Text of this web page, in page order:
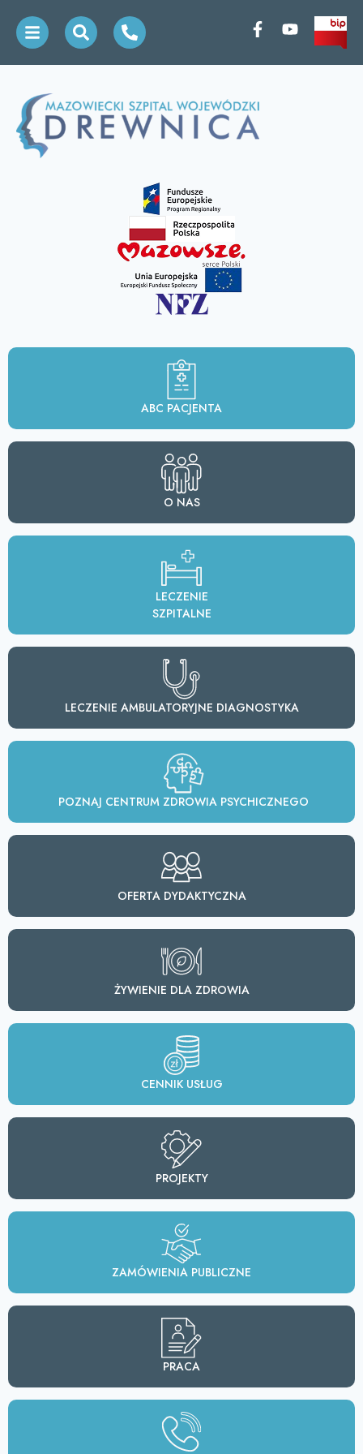
treści
ABC PACJENTA
O NAS
LECZENIE
SZPITALNE
LECZENIE AMBULATORYJNE DIAGNOSTYKA
POZNAJ CENTRUM ZDROWIA PSYCHICZNEGO
OFERTA DYDAKTYCZNA
ŻYWIENIE DLA ZDROWIA
CENNIK USŁUG
PROJEKTY
ZAMÓWIENIA PUBLICZNE
PRACA